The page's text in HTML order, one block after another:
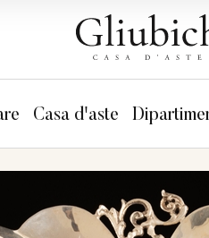
Casa d'aste